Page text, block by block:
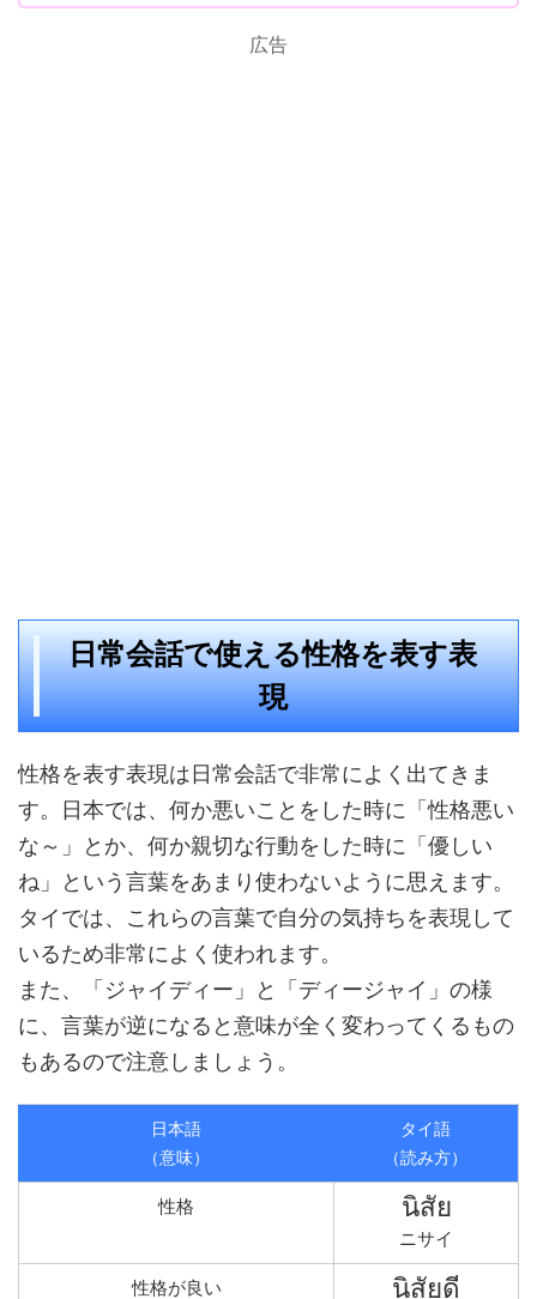
広告
日常会話で使える性格を表す表
現
性格を表す表現は日常会話で非常によく出てきま
す。日本では、何か悪いことをした時に「性格悪い
な～」とか、何か親切な行動をした時に「優しい
ね」という言葉をあまり使わないように思えます。
タイでは、これらの言葉で自分の気持ちを表現して
いるため非常によく使われます。
また、「ジャイディー」と「ディージャイ」の様
に、言葉が逆になると意味が全く変わってくるもの
もあるので注意しましょう。
日本語
（意味）
タイ語
（読み方）
性格 นิสัย
ニサイ
性格が良い นิสัยดี